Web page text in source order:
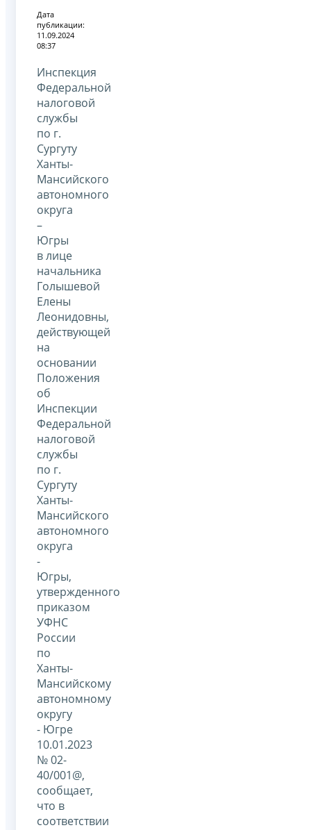
Дата
публикации:
11.09.2024
08:37
Инспекция
Федеральной
налоговой
службы
по г.
Сургуту
Ханты-
Мансийского
автономного
округа
–
Югры
в лице
начальника
Голышевой
Елены
Леонидовны,
действующей
на
основании
Положения
об
Инспекции
Федеральной
налоговой
службы
по г.
Сургуту
Ханты-
Мансийского
автономного
округа
-
Югры,
утвержденного
приказом
УФНС
России
по
Ханты-
Мансийскому
автономному
округу
- Югре
10.01.2023
№ 02-
40/001@,
сообщает,
что в
соответствии